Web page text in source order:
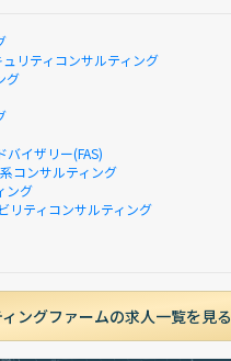
リティコンサルティング
グ
イザリー(FAS)
コンサルティング
ング
リティコンサルティング
ングファームの求人一覧を見る